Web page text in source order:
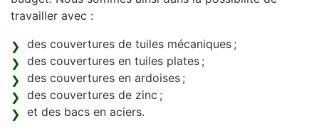
travailler avec :
des couvertures de tuiles mécaniques ;
des couvertures en tuiles plates ;
des couvertures en ardoises ;
des couvertures de zinc ;
et des bacs en aciers.